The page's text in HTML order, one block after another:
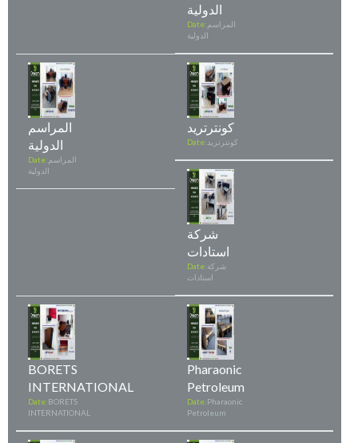
الدولية
Date: المراسم
الدولية
المراسم
الدولية
Date: المراسم
الدولية
كونترتريد
Date: كونترتريد
شركة
استادات
Date:شركة
استادات
BORETS
INTERNATIONAL
Date:BORETS
INTERNATIONAL
Pharaonic
Petroleum
Date:Pharaonic
Petroleum